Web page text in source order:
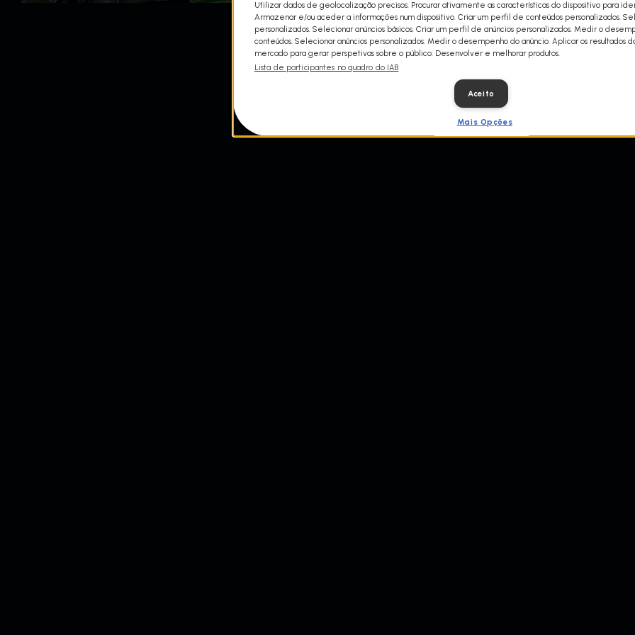
superpoderes com que os
altamente especializadas,
dos segredos do mundo
Utilizar dados de geolocalização precisos. Procurar ativamente as características do dispositivo para
Armazenar e/ou aceder a informações num dispositivo. Criar um perfil de conteúdos personalizados.
personalizados. Selecionar anúncios básicos. Criar um perfil de anúncios personalizados. Medir o
conteúdos. Selecionar anúncios personalizados. Medir o desempenho do anúncio. Aplicar os resultados
mercado para gerar perspetivas sobre o público. Desenvolver e melhorar produtos.
Lista de participantes no quadro do IAB
Aceito
Mais Opções